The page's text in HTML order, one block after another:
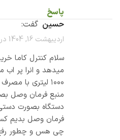
پاسخ
حسین گفت:
اردیبهشت 16, 1404 در 8:29 ب.ظ
سلام کنترل کاما
میدهد و انرا پر
۱۰۰۰ لیتری با
منبع فرمان وصل
دستگاه بصورت
فرمان وصل بدیم
چی هس و چطور